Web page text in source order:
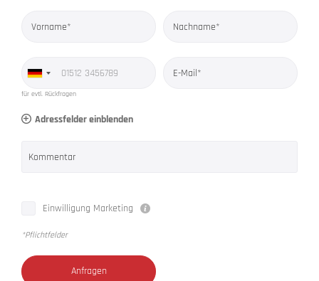
Vorname* Nachname*
für evtl. Rückfragen
E-Mail*
Adressfelder einblenden
Kommentar
Einwilligung Marketing
*Pflichtfelder
Anfragen